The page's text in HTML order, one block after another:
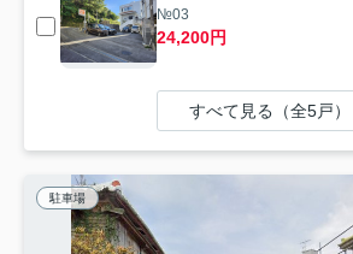
№03
24,200円
すべて見る（全5戸）
駐車場